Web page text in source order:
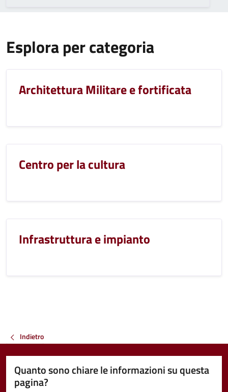
Esplora per categoria
Architettura Militare e fortificata
Centro per la cultura
Infrastruttura e impianto
Indietro
Quanto sono chiare le informazioni su questa
pagina?